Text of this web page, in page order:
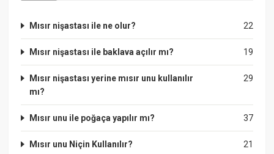
22
Mısır nişastası ile ne olur?
19
Mısır nişastası ile baklava açılır mı?
29
Mısır nişastası yerine mısır unu kullanılır
mı?
37
Mısır unu ile poğaça yapılır mı?
21
Mısır unu Niçin Kullanılır?